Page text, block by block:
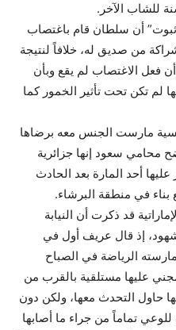
أن سلطان قام باغتصاب
من صديق له، خلافاً لنتيجة
فعل الاغتصاب لم يقع وبأن
لم تكن تحت تأثير الخمور كما
مارست الجنس معه برضاها
محامي سعود إنها جزائرية
أحد المارة بعد الحادث
في منطقة البرشاء.
قد ذكرت أن النيابة
إذ قال عريف أول في
الرياضة في الصباح
عليها مستلقية بالقرب من
حاول التحدث معها، ولكن دون
تماماً من جراء ما أصابها